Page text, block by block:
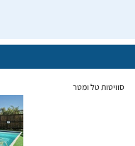
סוויטות טל ומטר